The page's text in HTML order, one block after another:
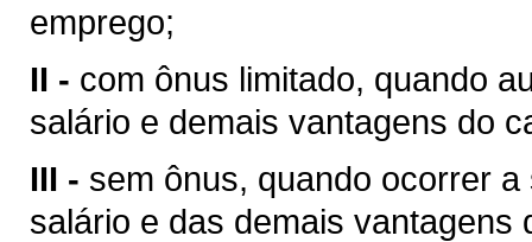
emprego;
II - com ônus limitado, quando
salário e demais vantagens do
III - sem ônus, quando ocorrer
salário e das demais vantagens